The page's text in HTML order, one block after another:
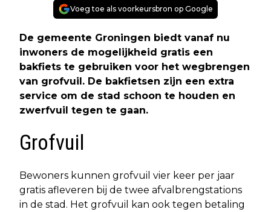
Voeg toe als voorkeursbron op Google
De gemeente Groningen biedt vanaf nu
inwoners de mogelijkheid gratis een
bakfiets te gebruiken voor het wegbrengen
van grofvuil. De bakfietsen zijn een extra
service om de stad schoon te houden en
zwerfvuil tegen te gaan.
Grofvuil
Bewoners kunnen grofvuil vier keer per jaar
gratis afleveren bij de twee afvalbrengstations
in de stad. Het grofvuil kan ook tegen betaling